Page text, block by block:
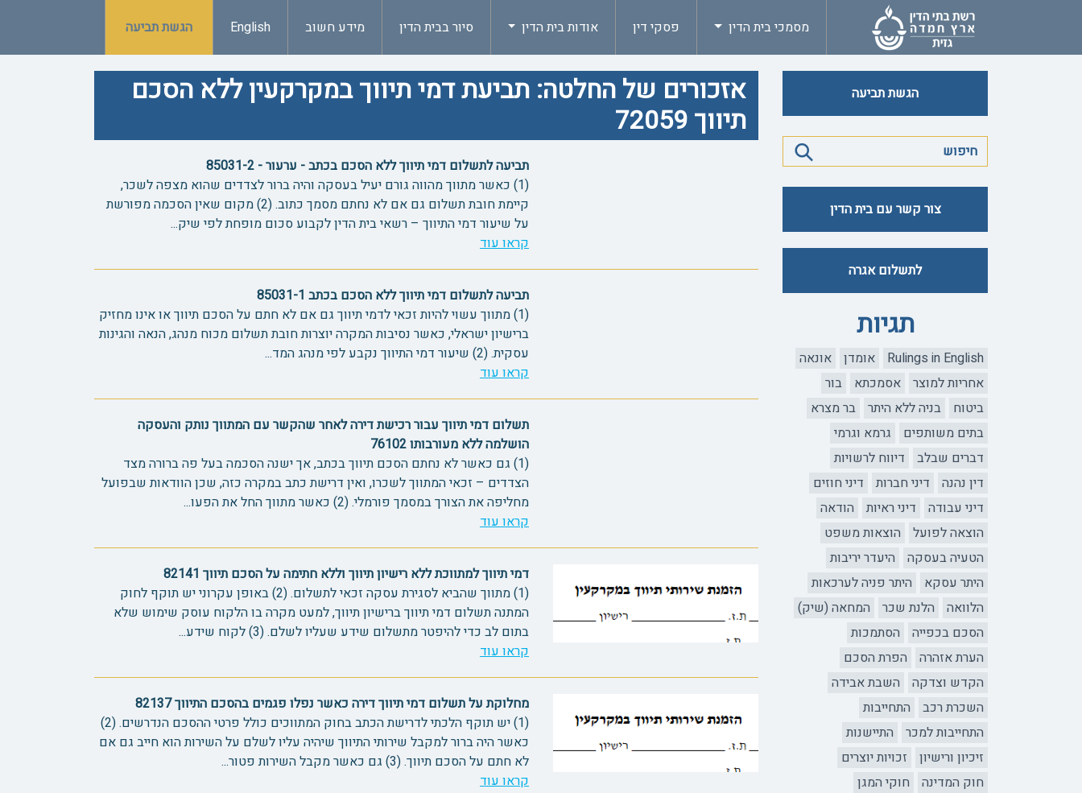
מסמכי בית הדין פסקי דין אודות בית הדין סיור בבית הדין מידע חשוב English הגשת תביעה
הגשת תביעה
צור קשר עם בית הדין
לתשלום אגרה
תגיות
Rulings in English אומדן
אונאה
אחריות למוצר
אסמכתא
בור
ביטוח
בניה ללא היתר
בר מצרא
בתים משותפים
גרמא וגרמי
דברים שבלב
דיווח לרשויות
דין נהנה
דיני חברות
דיני חוזים
דיני עבודה
דיני ראיות
הודאה
הוצאה לפועל
הוצאות משפט
הטעיה בעסקה
היעדר יריבות
היתר עסקא
היתר פניה לערכאות
הלוואה
הלנת שכר
המחאה (שיק)
הסכם בכפייה
הסתמכות
הערת אזהרה
הפרת הסכם
הקדש וצדקה
השבת אבידה
השכרת רכב
התחייבות
התחייבות למכר
התיישנות
זיכיון ורישיון
זכויות יוצרים
חוק המדינה
חוקי המגן
אזכורים של החלטה: תביעת דמי תיווך במקרקעין ללא הסכם
תיווך 72059
תביעה לתשלום דמי תיווך ללא הסכם בכתב - ערעור - 85031-2
(1) כאשר מתווך מהווה גורם יעיל בעסקה והיה ברור לצדדים שהוא מצפה לשכר,
קיימת חובת תשלום גם אם לא נחתם מסמך כתוב. (2) מקום שאין הסכמה מפורשת
על שיעור דמי התיווך – רשאי בית הדין לקבוע סכום מופחת לפי שיק...
קראו עוד
תביעה לתשלום דמי תיווך ללא הסכם בכתב 85031-1
(1) מתווך עשוי להיות זכאי לדמי תיווך גם אם לא חתם על הסכם תיווך או אינו מחזיק
ברישיון ישראלי, כאשר נסיבות המקרה יוצרות חובת תשלום מכוח מנהג, הנאה והגינות
עסקית. (2) שיעור דמי התיווך נקבע לפי מנהג המד...
קראו עוד
תשלום דמי תיווך עבור רכישת דירה לאחר שהקשר עם המתווך נותק והעסקה
הושלמה ללא מעורבותו 76102
(1) גם כאשר לא נחתם הסכם תיווך בכתב, אך ישנה הסכמה בעל פה ברורה מצד
הצדדים – זכאי המתווך לשכרו, ואין דרישת כתב במקרה כזה, שכן הוודאות שבפועל
מחליפה את הצורך במסמך פורמלי. (2) כאשר מתווך החל את הפעו...
קראו עוד
דמי תיווך למתווכת ללא רישיון תיווך וללא חתימה על הסכם תיווך 82141
(1) מתווך שהביא לסגירת עסקה זכאי לתשלום. (2) באופן עקרוני יש תוקף לחוק
המתנה תשלום דמי תיווך ברישיון תיווך, למעט מקרה בו הלקוח עוסק שימוש שלא
בתום לב כדי להיפטר מתשלום שידע שעליו לשלם. (3) לקוח שידע...
קראו עוד
מחלוקת על תשלום דמי תיווך דירה כאשר נפלו פגמים בהסכם התיווך 82137
(1) יש תוקף הלכתי לדרישת הכתב בחוק המתווכים כולל פרטי ההסכם הנדרשים. (2)
כאשר היה ברור למקבל שירותי התיווך שיהיה עליו לשלם על השירות הוא חייב גם אם
לא חתם על הסכם תיווך. (3) גם כאשר מקבל השירות פטור...
קראו עוד